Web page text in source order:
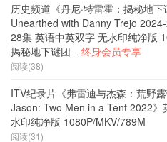
历史频道《丹尼·特雷霍：揭秘地
Unearthed with Danny Trejo
28集 英语中英双字 无水印纯净版
揭秘地下谜团---终身会员专享
阅读(38)
ITV纪录片《弗雷迪与杰森：荒野
Jason: Two Men in a Tent 2022》
水印纯净版 1080P/MKV/789M
阅读(31)